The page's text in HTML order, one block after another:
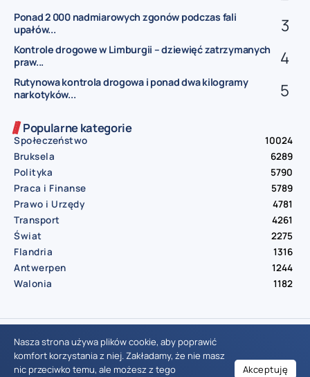
Ponad 2 000 nadmiarowych zgonów podczas fali
upałów...
Kontrole drogowe w Limburgii – dziewięć zatrzymanych
praw...
Rutynowa kontrola drogowa i ponad dwa kilogramy
narkotyków...
Popularne kategorie
Społeczeństwo
10024
Bruksela
6289
Polityka
5790
Praca i Finanse
5789
Prawo i Urzędy
4781
Transport
4261
Świat
2275
Flandria
1316
Antwerpen
1244
Walonia
1182
© Aktualnosci.be – All Right Reserved 2016-2026
Nasza strona używa plików cookie, aby poprawić
komfort korzystania z niej. Zakładamy, że nie masz
nic przeciwko temu, ale możesz z tego
Akceptuję